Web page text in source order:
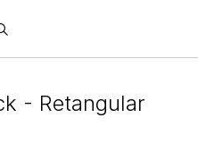
- Retangular